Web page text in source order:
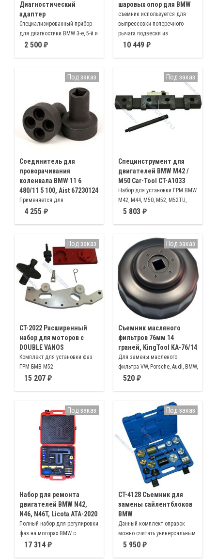
Диагностический
адаптер
Специализированный прибор
для диагностики BMW 3-е, 5-й и
7-й серий, а также сериями Х3,
2 500
шаровых опор для BMW
съемник используется для
выпрессовки поперечного
рычага подвески из
поворотного кулака
10 449
Соединитель для
проворачивания
коленвала BMW 11 6
480/11 5 100, Aist 67230124
Применяется для
проворачивания двигателя за
4 255
Под заказ
Специнструмент для
двигателей BMW M42 /
M50 Car-Tool CT-A1033
Набор для установки ГРМ BMW
M42, M44, M50, M52, M52TU,
M54, M56, MS50US, S52US
5 803
Под заказ
CT-2022 Расширенный
набор для моторов с
DOUBLE VANOS
Kомплект для установки фаз
ГРМ БМВ M52
15 207
Под заказ
Съемник масляного
фильтров 76мм 14
граней, KingTool KA-76/14
Для замены масленого
фильтра VW, Porsche, Audi, BMW,
Mercedes, Opel, Toyota
520
Под заказ
Набор для ремонта
двигателей BMW N42,
N46, N46T, Licota ATA-2020
Полный набор для регулировки
фаз на моторах BMW с
двигателями N42 N46 N46T
17 314
Под заказ
CT-4128 Съемник для
замены сайлентблоков
BMW
Данный комплект оправок
можно считать универсальным
приспособлением (съемником)
5 950
Под заказ